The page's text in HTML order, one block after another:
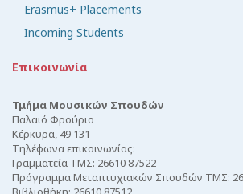
Erasmus+ Placements
Incoming Students
Επικοινωνία
Τμήμα Μουσικών Σπουδών
Παλαιό Φρούριο
Κέρκυρα, 49 131
Τηλέφωνα επικοινωνίας:
Γραμματεία ΤΜΣ: 26610 87522
Πρόγραμμα Μεταπτυχιακών Σπουδών ΤΜΣ: